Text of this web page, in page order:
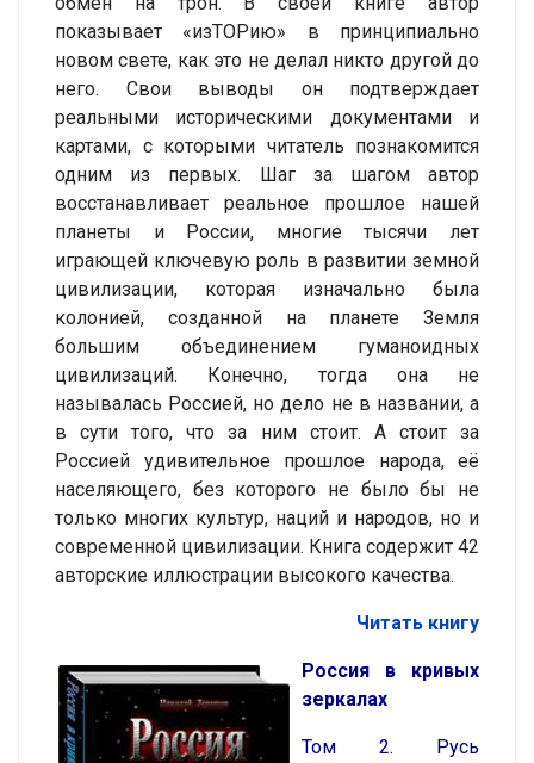
показывает «изТОРию» в принципиально
новом свете, как это не делал никто другой до
него. Свои выводы он подтверждает
реальными историческими документами и
картами, с которыми читатель познакомится
одним из первых. Шаг за шагом автор
восстанавливает реальное прошлое нашей
планеты и России, многие тысячи лет
играющей ключевую роль в развитии земной
цивилизации, которая изначально была
колонией, созданной на планете Земля
большим объединением гуманоидных
цивилизаций. Конечно, тогда она не
называлась Россией, но дело не в названии, а
в сути того, что за ним стоит. А стоит за
Россией удивительное прошлое народа, её
населяющего, без которого не было бы не
только многих культур, наций и народов, но и
современной цивилизации. Книга содержит 42
авторские иллюстрации высокого качества.
Читать книгу
Россия в кривых
зеркалах
Том 2. Русь